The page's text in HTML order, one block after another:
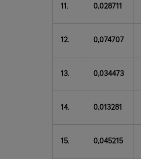
11. 0,028711
12. 0,074707
13. 0,034473
14. 0,013281
15. 0,045215